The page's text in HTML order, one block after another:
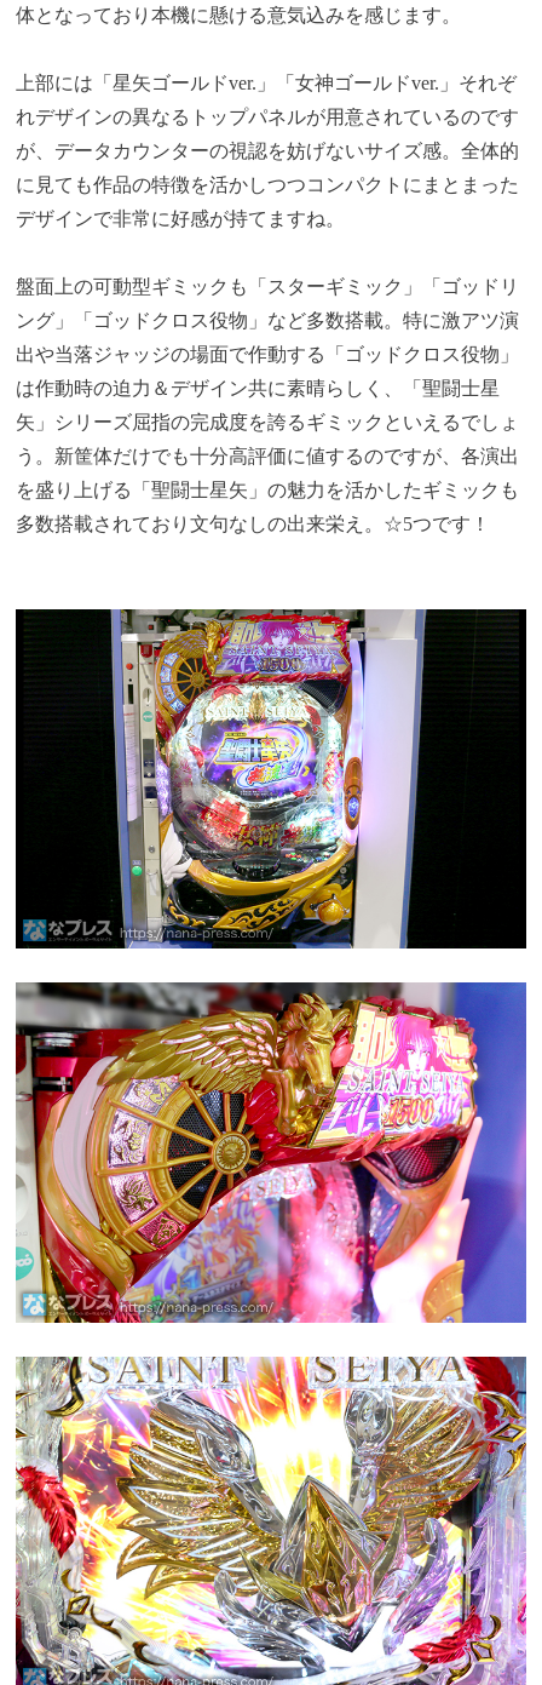
体となっており本機に懸ける意気込みを感じます。
上部には「星矢ゴールドver.」「女神ゴールドver.」それぞ
れデザインの異なるトップパネルが用意されているのです
が、データカウンターの視認を妨げないサイズ感。全体的
に見ても作品の特徴を活かしつつコンパクトにまとまった
デザインで非常に好感が持てますね。
盤面上の可動型ギミックも「スターギミック」「ゴッドリ
ング」「ゴッドクロス役物」など多数搭載。特に激アツ演
出や当落ジャッジの場面で作動する「ゴッドクロス役物」
は作動時の迫力＆デザイン共に素晴らしく、「聖闘士星
矢」シリーズ屈指の完成度を誇るギミックといえるでしょ
う。新筐体だけでも十分高評価に値するのですが、各演出
を盛り上げる「聖闘士星矢」の魅力を活かしたギミックも
多数搭載されており文句なしの出来栄え。☆5つです！